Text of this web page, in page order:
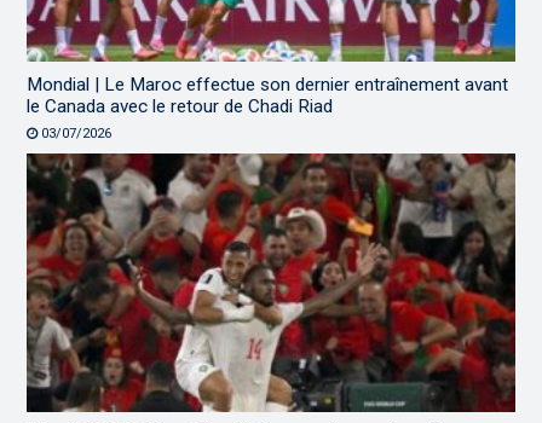
Mondial | Le Maroc effectue son dernier entraînement avant
le Canada avec le retour de Chadi Riad
03/07/2026